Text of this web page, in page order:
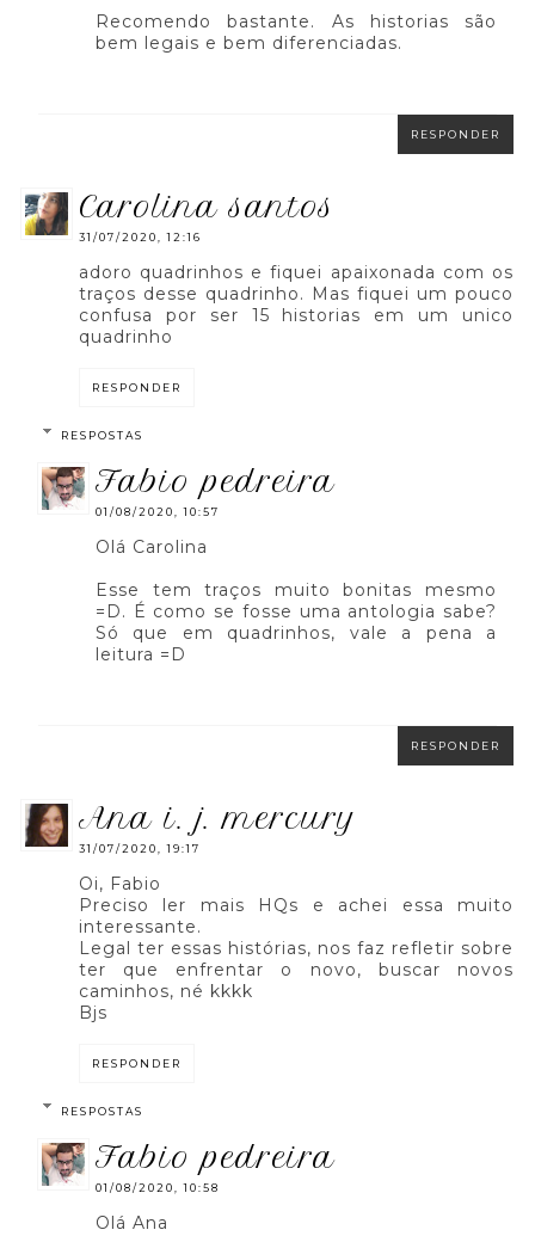
Recomendo bastante. As historias são
bem legais e bem diferenciadas.
RESPONDER
carolina santos
31/07/2020, 12:16
adoro quadrinhos e fiquei apaixonada com os
traços desse quadrinho. Mas fiquei um pouco
confusa por ser 15 historias em um unico
quadrinho
RESPONDER
RESPOSTAS
fabio pedreira
01/08/2020, 10:57
Olá Carolina
Esse tem traços muito bonitas mesmo
=D. É como se fosse uma antologia sabe?
Só que em quadrinhos, vale a pena a
leitura =D
RESPONDER
ana i. j. mercury
31/07/2020, 19:17
Oi, Fabio
Preciso ler mais HQs e achei essa muito
interessante.
Legal ter essas histórias, nos faz refletir sobre
ter que enfrentar o novo, buscar novos
caminhos, né kkkk
Bjs
RESPONDER
RESPOSTAS
fabio pedreira
01/08/2020, 10:58
Olá Ana